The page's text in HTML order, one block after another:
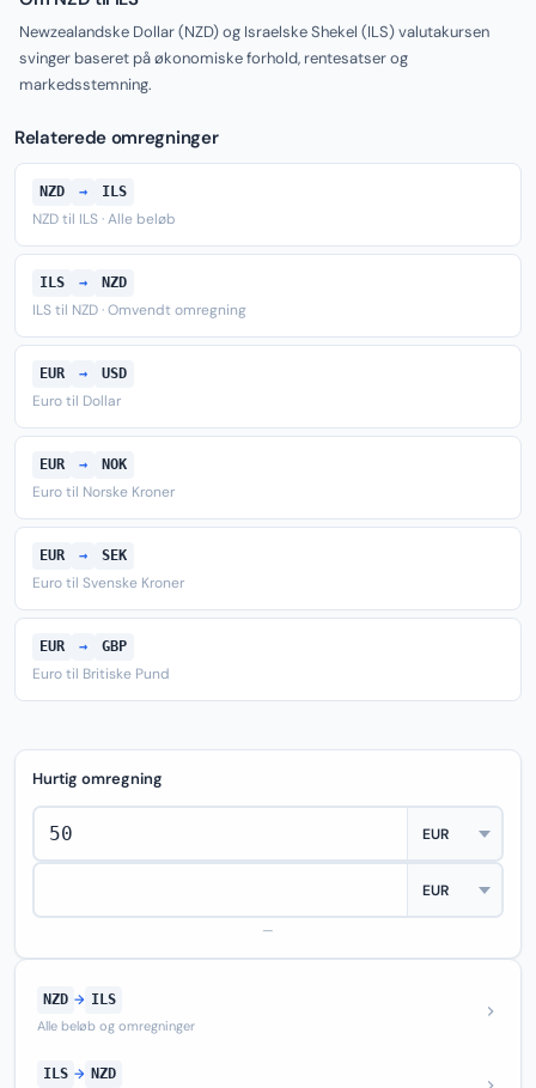
Newzealandske Dollar (NZD) og Israelske Shekel (ILS) valutakursen
svinger baseret på økonomiske forhold, rentesatser og
markedsstemning.
Relaterede omregninger
NZD → ILS
NZD til ILS · Alle beløb
ILS → NZD
ILS til NZD · Omvendt omregning
EUR → USD
Euro til Dollar
EUR → NOK
Euro til Norske Kroner
EUR → SEK
Euro til Svenske Kroner
EUR → GBP
Euro til Britiske Pund
Hurtig omregning
—
NZD → ILS
Alle beløb og omregninger
ILS → NZD